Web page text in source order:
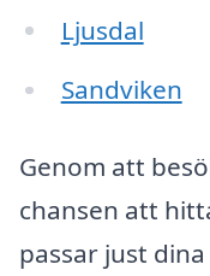
Ljusdal
Sandviken
Genom att
chansen att
passar just